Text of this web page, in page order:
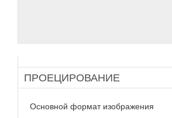
ПРОЕЦИРОВАНИЕ
Основной формат изображения